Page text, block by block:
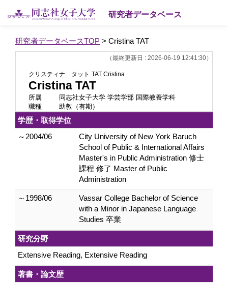
研究者データベース
研究者データベースTOP > Cristina TAT
（最終更新日 : 2026-06-19 12:41:30）
クリスティナ タット TAT Cristina
Cristina TAT
所属
同志社女子大学 学芸学部 国際教養学科
職種
助教（有期）
学歴・取得学位
～2004/06
City University of New York Baruch
School of Public & International Affairs
Master's in Public Administration 修士
課程 修了 Master of Public
Administration
～1998/06
Vassar College Bachelor of Science
with a Minor in Japanese Language
Studies 卒業
研究分野
Extensive Reading, Extensive Reading
著書・論文歴